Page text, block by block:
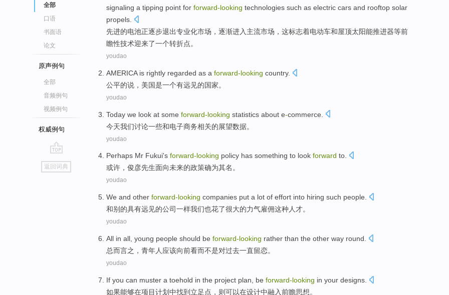
全部
口语
书面语
论文
原声例句
全部
音频例句
视频例句
权威例句
go
top
返回词典
signaling a tipping point for forward-looking technologies such as electric cars and rooftop solar
propels
先进的电池正逐步退出专业化市场 ， 逐渐进入 主流市场 ， 这标志着电动车和屋顶太阳能推进器等前
瞻性技术迎来了一个转折点。
youdao
AMERICA is rightly regarded as a forward-looking country.
公平的说， 美国是一个有远见的国家。
youdao
Today we look at some forward-looking statistics about e-commerce
今天我们讨论一些和电子商务相关的展望数据。
youdao
Perhaps Mr Fukui's forward-looking policy has something to look forward to.
或许 ， 俊彦先生面向未来的政策确为其名。
youdao
We and other forward-looking companies put a lot of effort into hiring such people
和别的具有远见的公司一样我们也花了很大的力气雇佣这种人才。
youdao
All in all, young people should be forward-looking rather than the other way round.
总而言之， 青年人 应该向前看而不是对过去一直留恋。
youdao
If you can muster a toehold in the project plan be forward-looking in your designs
如果能够在项目计划中找到 立足点 ，则可以在设计中融入前瞻思想。